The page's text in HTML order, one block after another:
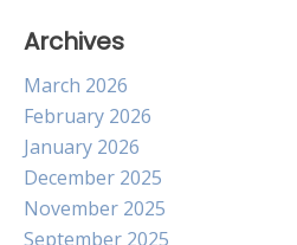
Archives
March 2026
February 2026
January 2026
December 2025
November 2025
September 2025